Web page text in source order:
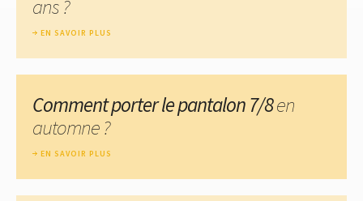
ans ?
EN SAVOIR PLUS
Comment porter le pantalon 7/8en
automne ?
EN SAVOIR PLUS